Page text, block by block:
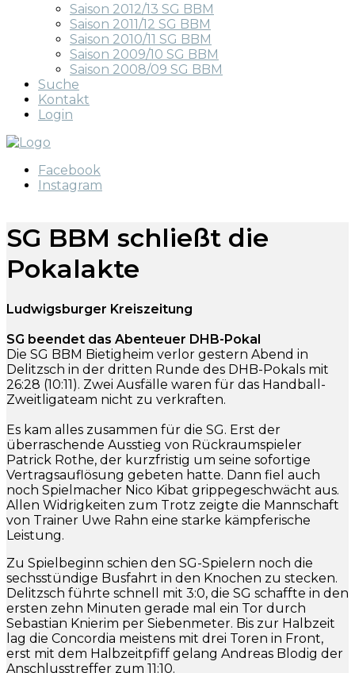
Saison 2012/13 SG BBM
Saison 2011/12 SG BBM
Saison 2010/11 SG BBM
Saison 2009/10 SG BBM
Saison 2008/09 SG BBM
Suche
Kontakt
Login
Facebook
Instagram
SG BBM schließt die
Pokalakte
Ludwigsburger Kreiszeitung
SG beendet das Abenteuer DHB-Pokal
Die SG BBM Bietigheim verlor gestern Abend in
Delitzsch in der dritten Runde des DHB-Pokals mit
26:28 (10:11). Zwei Ausfälle waren für das Handball-
Zweitligateam nicht zu verkraften.
Es kam alles zusammen für die SG. Erst der
überraschende Ausstieg von Rückraumspieler
Patrick Rothe, der kurzfristig um seine sofortige
Vertragsauflösung gebeten hatte. Dann fiel auch
noch Spielmacher Nico Kibat grippegeschwächt aus.
Allen Widrigkeiten zum Trotz zeigte die Mannschaft
von Trainer Uwe Rahn eine starke kämpferische
Leistung.
Zu Spielbeginn schien den SG-Spielern noch die
sechsstündige Busfahrt in den Knochen zu stecken.
Delitzsch führte schnell mit 3:0, die SG schaffte in den
ersten zehn Minuten gerade mal ein Tor durch
Sebastian Knierim per Siebenmeter. Bis zur Halbzeit
lag die Concordia meistens mit drei Toren in Front,
erst mit dem Halbzeitpfiff gelang Andreas Blodig der
Anschlusstreffer zum 11:10.